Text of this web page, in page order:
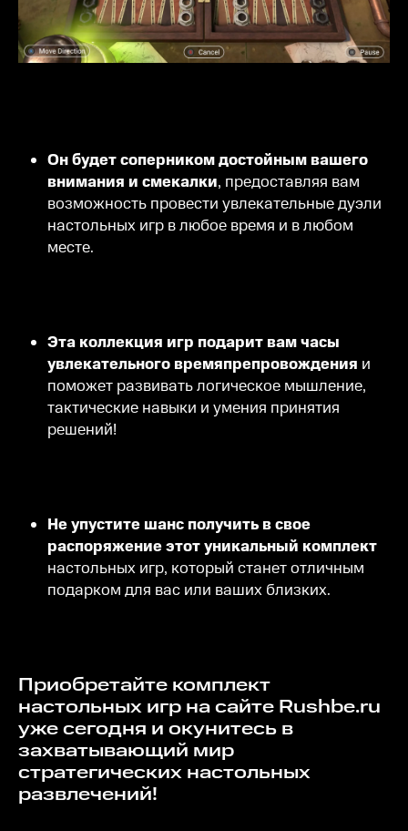
Он будет соперником достойным вашего
внимания и смекалки, предоставляя вам
возможность провести увлекательные дуэли
настольных игр в любое время и в любом
месте.
Эта коллекция игр подарит вам часы
увлекательного времяпрепровождения и
поможет развивать логическое мышление,
тактические навыки и умения принятия
решений!
Не упустите шанс получить в свое
распоряжение этот уникальный комплект
настольных игр, который станет отличным
подарком для вас или ваших близких.
Приобретайте комплект
настольных игр на сайте Rushbe.ru
уже сегодня и окунитесь в
захватывающий мир
стратегических настольных
развлечений!